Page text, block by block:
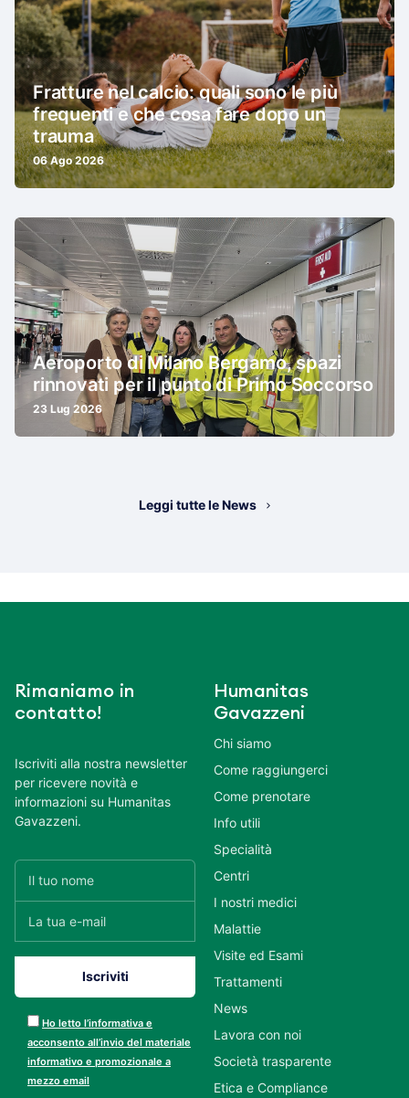
Fratture nel calcio: quali sono le più
frequenti e che cosa fare dopo un
trauma
06 Ago 2026
Aeroporto di Milano Bergamo, spazi
rinnovati per il punto di Primo Soccorso
23 Lug 2026
Leggi tutte le News
Rimaniamo in
contatto!
Iscriviti alla nostra newsletter
per ricevere novità e
informazioni su Humanitas
Gavazzeni.
Ho letto l’informativa e
acconsento all’invio del materiale
informativo e promozionale a
mezzo email
Humanitas
Gavazzeni
Chi siamo
Come raggiungerci
Come prenotare
Info utili
Specialità
Centri
I nostri medici
Malattie
Visite ed Esami
Trattamenti
News
Lavora con noi
Società trasparente
Etica e Compliance